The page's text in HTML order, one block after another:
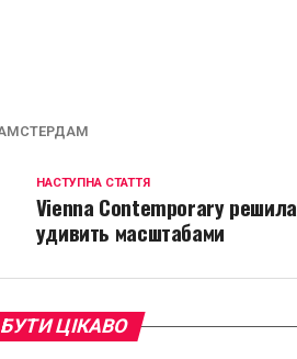
НАСТУПНА СТАТТЯ
Vienna Contemporary решила
удивить масштабами
ЦІКАВО